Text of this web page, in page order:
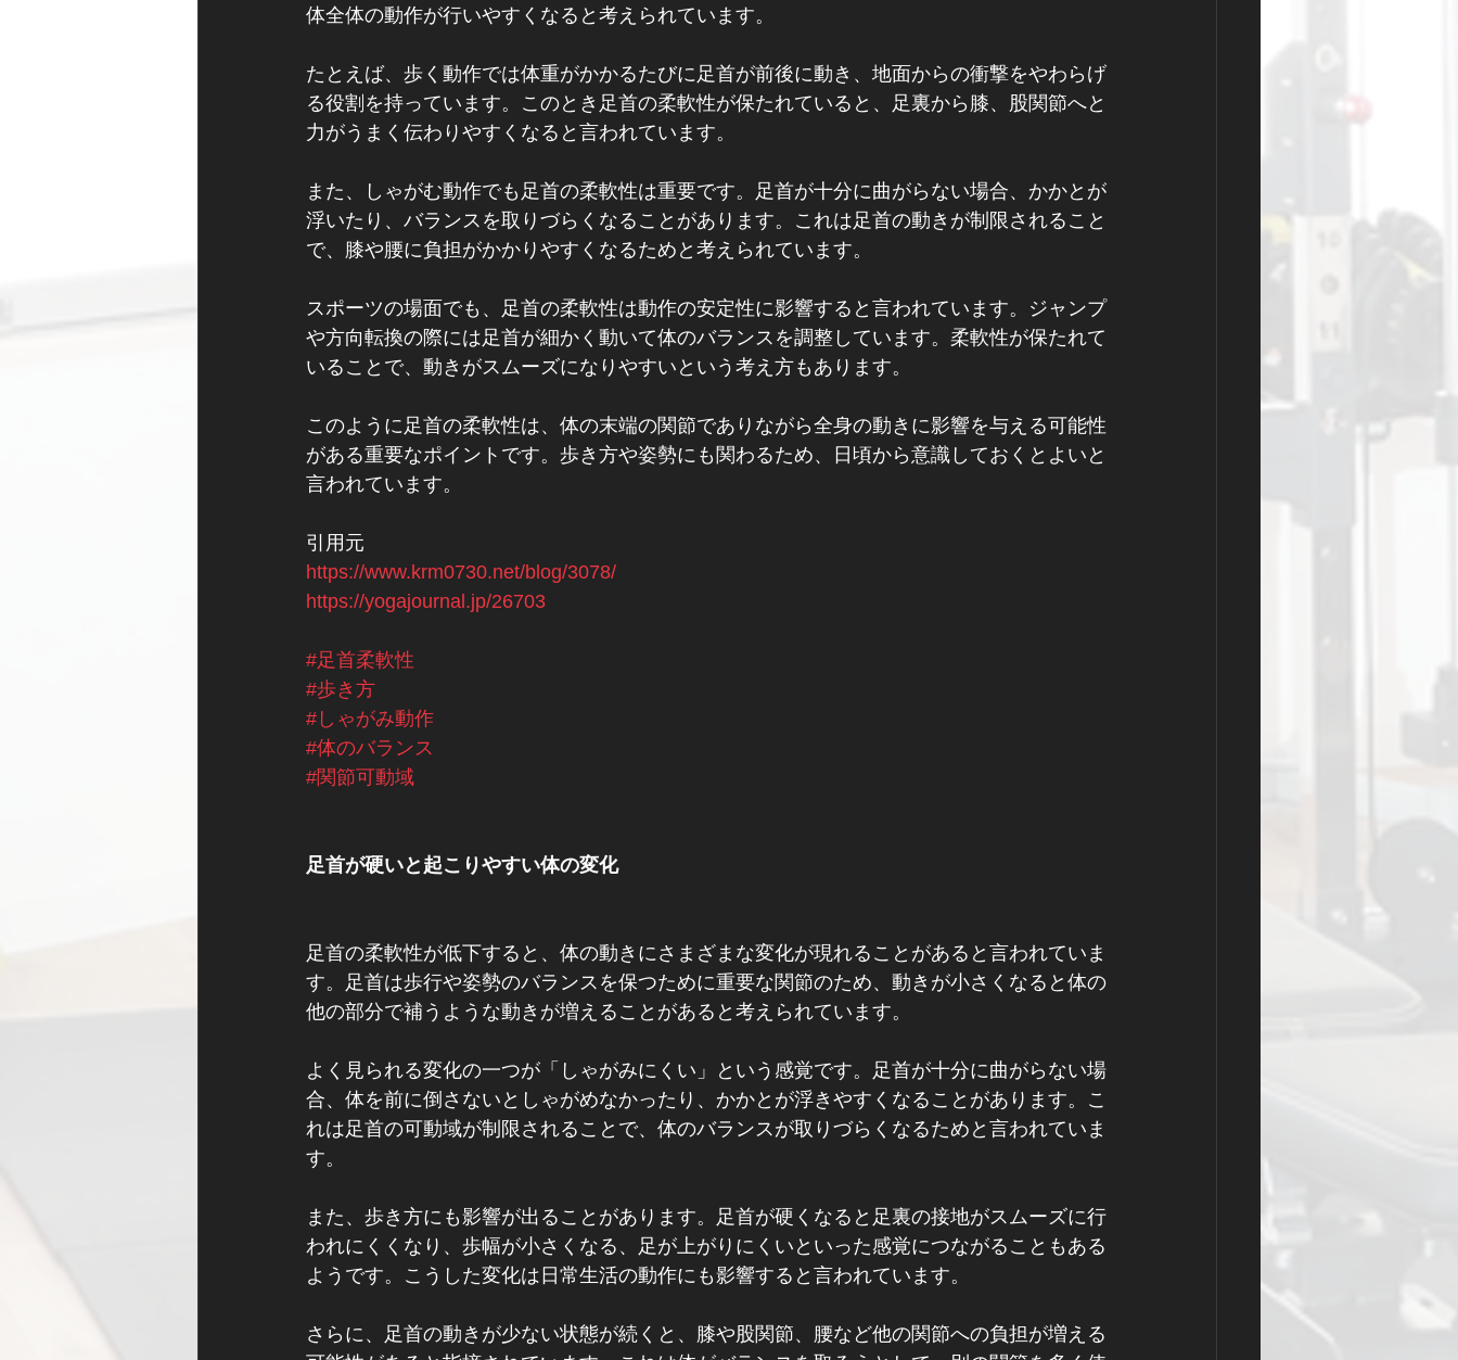
体全体の動作が行いやすくなると考えられています。
たとえば、歩く動作では体重がかかるたびに足首が前後に動き、地面からの衝撃をやわらげ
る役割を持っています。このとき足首の柔軟性が保たれていると、足裏から膝、股関節へと
力がうまく伝わりやすくなると言われています。
また、しゃがむ動作でも足首の柔軟性は重要です。足首が十分に曲がらない場合、かかとが
浮いたり、バランスを取りづらくなることがあります。これは足首の動きが制限されること
で、膝や腰に負担がかかりやすくなるためと考えられています。
スポーツの場面でも、足首の柔軟性は動作の安定性に影響すると言われています。ジャンプ
や方向転換の際には足首が細かく動いて体のバランスを調整しています。柔軟性が保たれて
いることで、動きがスムーズになりやすいという考え方もあります。
このように足首の柔軟性は、体の末端の関節でありながら全身の動きに影響を与える可能性
がある重要なポイントです。歩き方や姿勢にも関わるため、日頃から意識しておくとよいと
言われています。
引用元
https://www.krm0730.net/blog/3078/
https://yogajournal.jp/26703
#足首柔軟性
#歩き方
#しゃがみ動作
#体のバランス
#関節可動域
足首が硬いと起こりやすい体の変化
足首の柔軟性が低下すると、体の動きにさまざまな変化が現れることがあると言われていま
す。足首は歩行や姿勢のバランスを保つために重要な関節のため、動きが小さくなると体の
他の部分で補うような動きが増えることがあると考えられています。
よく見られる変化の一つが「しゃがみにくい」という感覚です。足首が十分に曲がらない場
合、体を前に倒さないとしゃがめなかったり、かかとが浮きやすくなることがあります。こ
れは足首の可動域が制限されることで、体のバランスが取りづらくなるためと言われていま
す。
また、歩き方にも影響が出ることがあります。足首が硬くなると足裏の接地がスムーズに行
われにくくなり、歩幅が小さくなる、足が上がりにくいといった感覚につながることもある
ようです。こうした変化は日常生活の動作にも影響すると言われています。
さらに、足首の動きが少ない状態が続くと、膝や股関節、腰など他の関節への負担が増える